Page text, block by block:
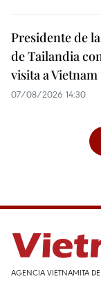
Presidente de
de Tailandia
visita a Vietnam
07/08/2026 14:30
AGENCIA VIETNAMITA